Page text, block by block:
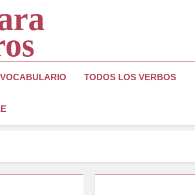
TODOS LOS VERBOS